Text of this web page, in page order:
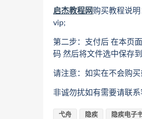
启杰教程网购买教程说
vip;
第二步：支付后 在本页
码 然后将文件选中保存
请注意：如实在不会购
非诚勿扰如有需要请联
弋舟 隐疾 隐疾电子